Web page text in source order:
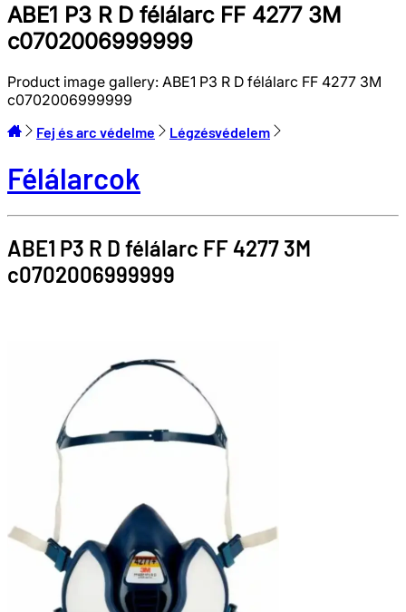
ABE1 P3 R D félálarc FF 4277 3M
c0702006999999
Product image gallery: ABE1 P3 R D félálarc FF 4277 3M
c0702006999999
Fej és arc védelme Légzésvédelem
Félálarcok
ABE1 P3 R D félálarc FF 4277 3M
c0702006999999